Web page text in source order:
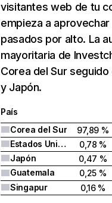
visitantes web de tu
empieza a
pasados por alto. La
mayoritaria de
Corea del Sur
y Japón.
País
Corea del Sur
97,89 %
Estados Unidos
0,78 %
Japón
0,47 %
Guatemala
0,25 %
Singapur
0,16 %